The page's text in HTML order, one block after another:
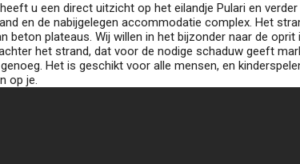
u een direct uitzicht op het eilandje Pulari en verder
en de nabijgelegen accommodatie complex. Het
beton plateaus. Wij willen in het bijzonder naar de oprit
het strand, dat voor de nodige schaduw geeft
Het is geschikt voor alle mensen, en
op je.